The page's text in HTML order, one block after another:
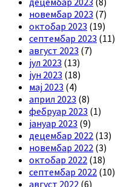
новембар 2023 (7)
октобар 2023 (19)
септембар 2023 (11)
август 2023 (7)
јул 2023 (13)
јун 2023 (18)
мај 2023 (4)
април 2023 (8)
фебруар 2023 (1)
јануар 2023 (9)
децембар 2022 (13)
новембар 2022 (3)
октобар 2022 (18)
септембар 2022 (10)
август 2022 (6)